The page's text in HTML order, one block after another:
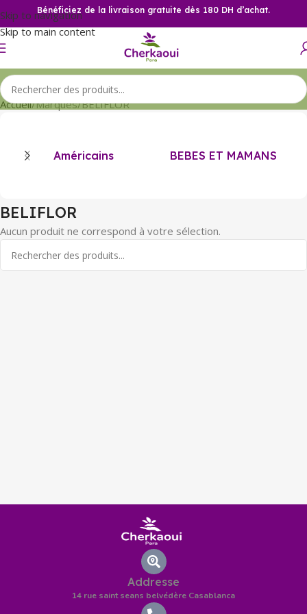
Skip to navigation
Skip to main content
Bénéficiez de la livraison gratuite dès 180 DH d’achat.
Accueil Marques BELIFLOR
Américains BEBES ET MAMANS
BELIFLOR
Aucun produit ne correspond à votre sélection.
Addresse
14 rue saint seans belvédère Casablanca